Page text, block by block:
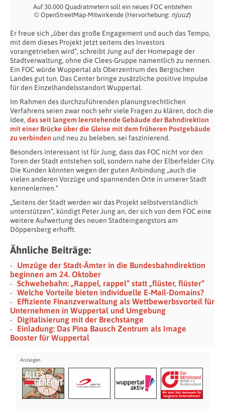
Auf 30.000 Quadratmetern soll ein neues FOC entstehen
© OpenStreetMap-Mitwirkende (Hervorhebung: njuuz)
Er freue sich „über das große Engagement und auch das Tempo,
mit dem dieses Projekt jetzt seitens des Investors
vorangetrieben wird“, schreibt Jung auf der Homepage der
Stadtverwaltung, ohne die Clees-Gruppe namentlich zu nennen.
Ein FOC würde Wuppertal als Oberzentrum des Bergischen
Landes gut tun. Das Center bringe zusätzliche positive Impulse
für den Einzelhandelsstandort Wuppertal.
Im Rahmen des durchzuführenden planungsrechtlichen
Verfahrens seien zwar noch sehr viele Fragen zu klären, doch die
Idee, das seit langem leerstehende Gebäude der Bahndirektion
mit einer Brücke über die Gleise mit dem früheren Postgebäude
zu verbinden und neu zu beleben, sei faszinierend.
Besonders interessant ist für Jung, dass das FOC nicht vor den
Toren der Stadt entstehen soll, sondern nahe der Elberfelder City.
Die Kunden könnten wegen der guten Anbindung „auch die
vielen anderen Vorzüge und spannenden Orte in unserer Stadt
kennenlernen.“
„Seitens der Stadt werden wir das Projekt selbstverständlich
unterstützen“, kündigt Peter Jung an, der sich von dem FOC eine
weitere Aufwertung des neuen Stadteingangstors am
Döppersberg erhofft.
Ähnliche Beiträge:
Umzüge der Stadt-Ämter in die Bundesbahndirektion
beginnen am 24. Oktober
Schwebebahn: „Rappel, rappel“ statt „flüster, flüster“
Welche Vorteile bieten individuelle E-Mail-Domains?
Effiziente Finanzverwaltung als Wettbewerbsvorteil für
Unternehmen in Wuppertal und Umgebung
Digitalisierung mit der Brechstange
Einladung: Das Pina Bausch Zentrum als Image
Booster für Wuppertal